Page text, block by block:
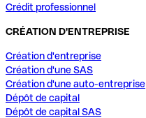
Crédit professionnel
CRÉATION D'ENTREPRISE
Création d'entreprise
Création d'une SAS
Création d'une auto-entreprise
Dépôt de capital
Dépôt de capital SAS